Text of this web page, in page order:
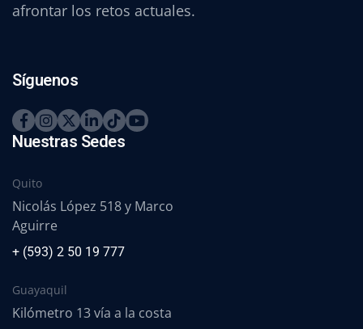
afrontar los retos actuales.
Síguenos
Nuestras Sedes
Quito
Nicolás López 518 y Marco
Aguirre
+ (593) 2 50 19 777
Guayaquil
Kilómetro 13 vía a la costa